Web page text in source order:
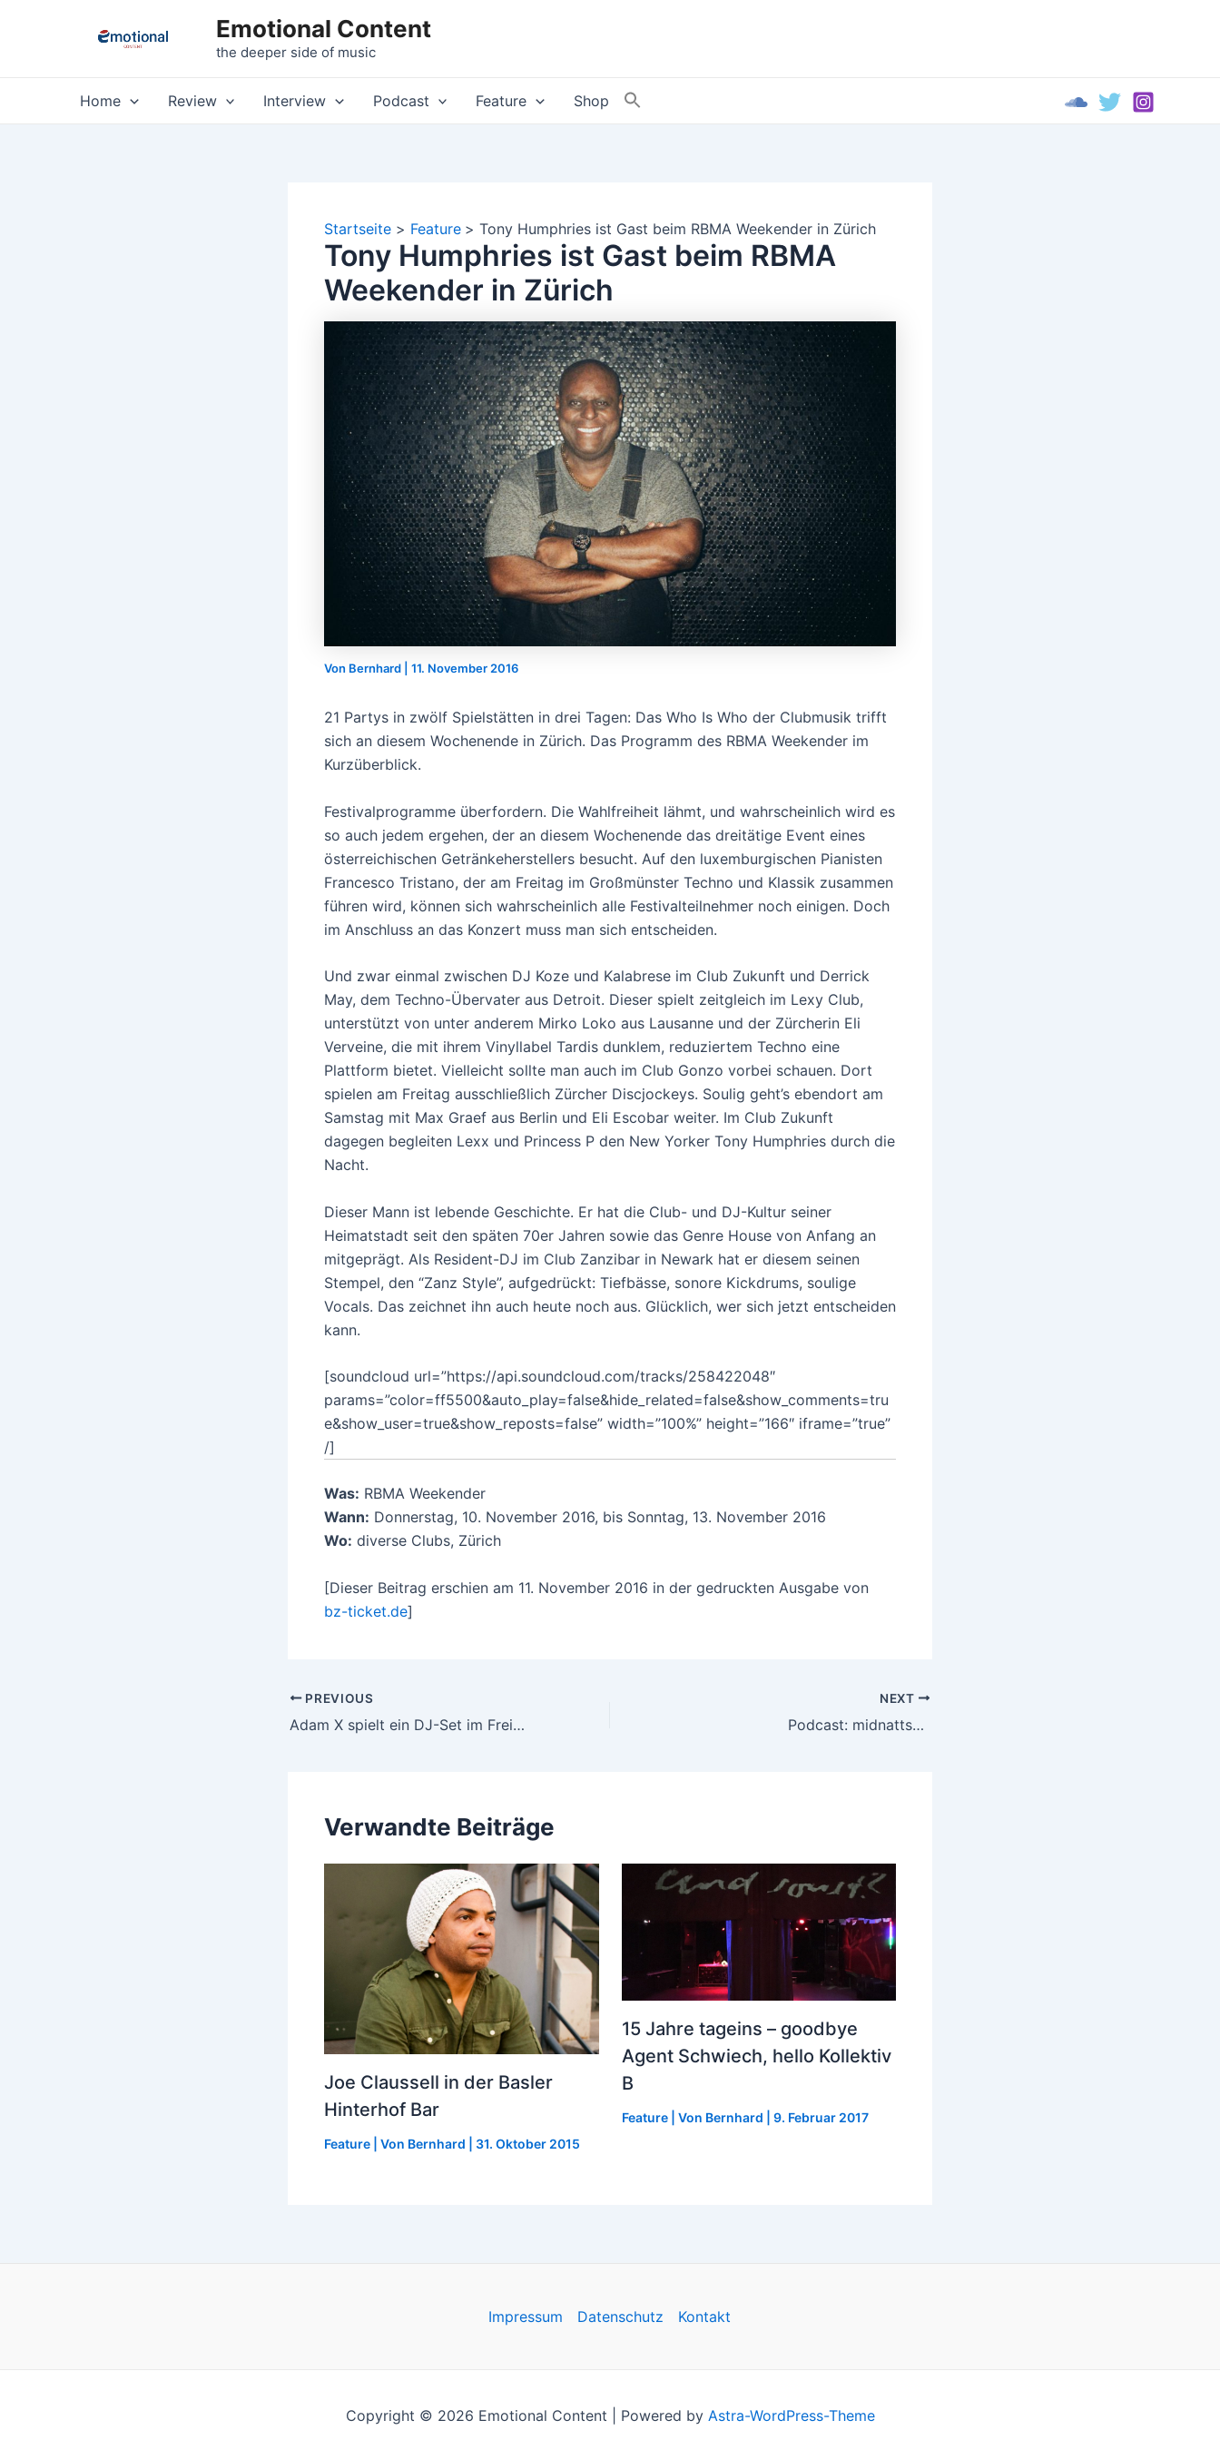
Emotional Content
the deeper side of music
Home Review Interview Podcast Feature Shop
Startseite Feature Tony Humphries ist Gast beim RBMA Weekender in Zürich
Tony Humphries ist Gast beim RBMA
Weekender in Zürich
Von Bernhard 11. November 2016
21 Partys in zwölf Spielstätten in drei Tagen: Das Who Is Who der Clubmusik trifft
sich an diesem Wochenende in Zürich. Das Programm des RBMA Weekender im
Kurzüberblick.
Festivalprogramme überfordern. Die Wahlfreiheit lähmt, und wahrscheinlich wird es
so auch jedem ergehen, der an diesem Wochenende das dreitätige Event eines
österreichischen Getränkeherstellers besucht. Auf den luxemburgischen Pianisten
Francesco Tristano, der am Freitag im Großmünster Techno und Klassik zusammen
führen wird, können sich wahrscheinlich alle Festivalteilnehmer noch einigen. Doch
im Anschluss an das Konzert muss man sich entscheiden.
Und zwar einmal zwischen DJ Koze und Kalabrese im Club Zukunft und Derrick
May, dem Techno-Übervater aus Detroit. Dieser spielt zeitgleich im Lexy Club,
unterstützt von unter anderem Mirko Loko aus Lausanne und der Zürcherin Eli
Verveine, die mit ihrem Vinyllabel Tardis dunklem, reduziertem Techno eine
Plattform bietet. Vielleicht sollte man auch im Club Gonzo vorbei schauen. Dort
spielen am Freitag ausschließlich Zürcher Discjockeys. Soulig geht’s ebendort am
Samstag mit Max Graef aus Berlin und Eli Escobar weiter. Im Club Zukunft
dagegen begleiten Lexx und Princess P den New Yorker Tony Humphries durch die
Nacht.
Dieser Mann ist lebende Geschichte. Er hat die Club- und DJ-Kultur seiner
Heimatstadt seit den späten 70er Jahren sowie das Genre House von Anfang an
mitgeprägt. Als Resident-DJ im Club Zanzibar in Newark hat er diesem seinen
Stempel, den “Zanz Style”, aufgedrückt: Tiefbässe, sonore Kickdrums, soulige
Vocals. Das zeichnet ihn auch heute noch aus. Glücklich, wer sich jetzt entscheiden
kann.
[soundcloud url=”https://api.soundcloud.com/tracks/258422048″
params=”color=ff5500&auto_play=false&hide_related=false&show_comments=tru
e&show_user=true&show_reposts=false” width=”100%” height=”166″ iframe=”true”
/]
Was: RBMA Weekender
Wann: Donnerstag, 10. November 2016, bis Sonntag, 13. November 2016
Wo: diverse Clubs, Zürich
[Dieser Beitrag erschien am 11. November 2016 in der gedruckten Ausgabe von
bz-ticket.de]
Post
navigation
PREVIOUS
Adam X spielt ein DJ-Set im Freiburger Club Crash
NEXT
Podcast: midnattssoula
Verwandte Beiträge
Joe Claussell in der Basler
Hinterhof Bar
Feature | Von Bernhard 31. Oktober 2015
15 Jahre tageins – goodbye
Agent Schwiech, hello Kollektiv
B
Feature| Von Bernhard 9. Februar 2017
Impressum Datenschutz Kontakt
Copyright © 2026 Emotional Content | Powered by Astra-WordPress-Theme